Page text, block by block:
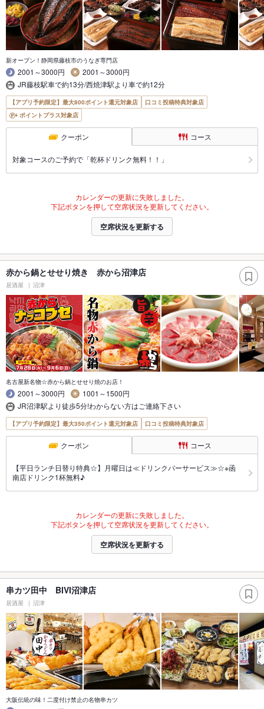
新オープン！静岡県藤枝市のうなぎ専門店
2001～3000円
2001～3000円
JR藤枝駅車で約13分/西焼津駅より車で約12分
【アプリ予約限定】最大800ポイント還元対象店
口コミ投稿特典対象店
ポイントプラス対象店
クーポン コース
対象コースのご予約で「乾杯ドリンク無料！！」
カレンダーの更新に失敗しました。
下記ボタンを押して空席状況を更新してください。
空席状況を更新する
赤から鍋とせせり焼き 赤から沼津店
居酒屋 沼津
名古屋新名物☆赤から鍋とせせり焼のお店！
2001～3000円
1001～1500円
JR沼津駅より徒歩5分!わからない方はご連絡下さい
【アプリ予約限定】最大350ポイント還元対象店 口コミ投稿特典対象店
クーポン コース
【平日ランチ日替り特典☆】月曜日は≪ドリンクバーサービス≫☆※函
南店ドリンク1杯無料♪
カレンダーの更新に失敗しました。
下記ボタンを押して空席状況を更新してください。
空席状況を更新する
串カツ田中 BIVI沼津店
居酒屋 沼津
大阪伝統の味！二度付け禁止の名物串カツ